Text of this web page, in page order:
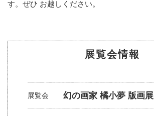
す。ぜひ お越しください。
展覧会情報
展覧会 幻の画家 橘小夢 版画展